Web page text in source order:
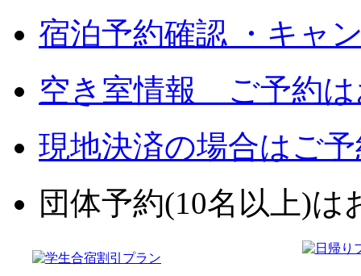
宿泊予約確認 ・キャ
空き室情報 ご予約は
現地決済の場合はご
団体予約(10名以上)は